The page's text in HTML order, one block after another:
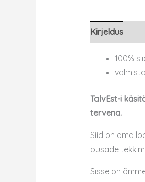
Kirjeldus
100%
TalvEst-i
tervena.
Siid on oma
pusade
Sisse on